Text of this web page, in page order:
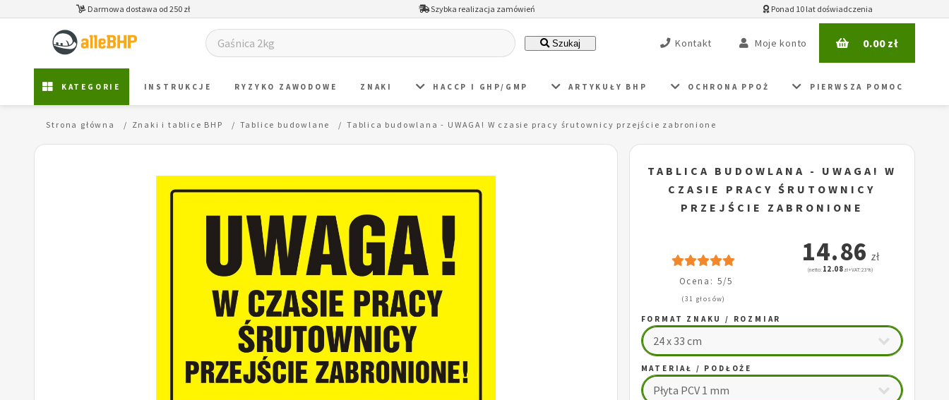
Darmowa dostawa od 250 zł Szybka realizacja zamówień Ponad 10 lat doświadczenia
Szukaj Kontakt Moje konto 0.00zł
KATEGORIE INSTRUKCJE RYZYKO ZAWODOWE ZNAKI HACCP I GHP/GMP ARTYKUŁY BHP OCHRONA PPOŻ PIERWSZA POMOC
Strona główna Znaki i tablice BHP Tablice budowlane Tablica budowlana - UWAGA! W czasie pracy śrutownicy przejście zabronione
TABLICA BUDOWLANA - UWAGA! W
CZASIE PRACY ŚRUTOWNICY
PRZEJŚCIE ZABRONIONE
Ocena: 5/5
(31 głosów)
14.86 zł
(netto: 12.08 zł + VAT: 23%)
FORMAT ZNAKU / ROZMIAR
MATERIAŁ / PODŁOŻE